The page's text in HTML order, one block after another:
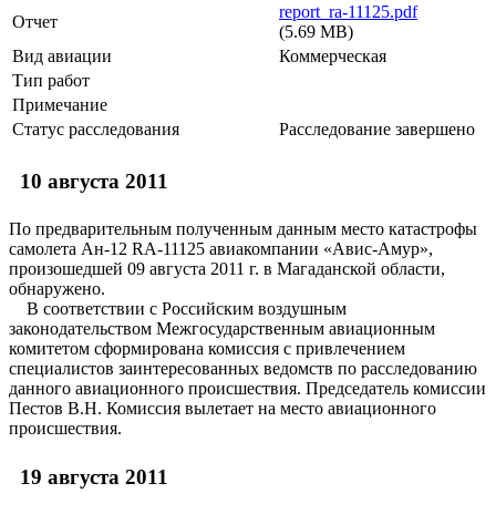
Отчет
report_ra-11125.pdf
(5.69 MB)
Вид авиации
Коммерческая
Тип работ
Примечание
Статус расследования
Расследование завершено
10 августа 2011
По предварительным полученным данным место катастрофы
самолета Ан-12 RA-11125 авиакомпании «Авис-Амур»,
произошедшей 09 августа 2011 г. в Магаданской области,
обнаружено.
В соответствии с Российским воздушным
законодательством Межгосударственным авиационным
комитетом сформирована комиссия с привлечением
специалистов заинтересованных ведомств по расследованию
данного авиационного происшествия. Председатель комиссии
Пестов В.Н. Комиссия вылетает на место авиационного
происшествия.
19 августа 2011